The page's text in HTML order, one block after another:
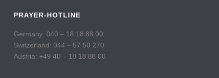
PRAYER-HOTLINE
Germany: 040 – 18 18 88 00
Switzerland: 044 – 57 50 270
Austria: +49 40 – 18 18 88 00